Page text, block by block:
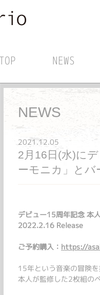
TOP NEWS
NEWS
2021.12.05
2月16日(水)に
ーモニカ」とバ
デビュー15周年記念 本
2022.2.16 Release
ご予約購入： https://
15年という音楽の冒険
本人が監修した2枚組の